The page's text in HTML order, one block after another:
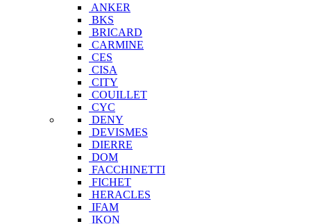
ANKER
BKS
BRICARD
CARMINE
CES
CISA
CITY
COUILLET
CYC
DENY
DEVISMES
DIERRE
DOM
FACCHINETTI
FICHET
HERACLES
IFAM
IKON